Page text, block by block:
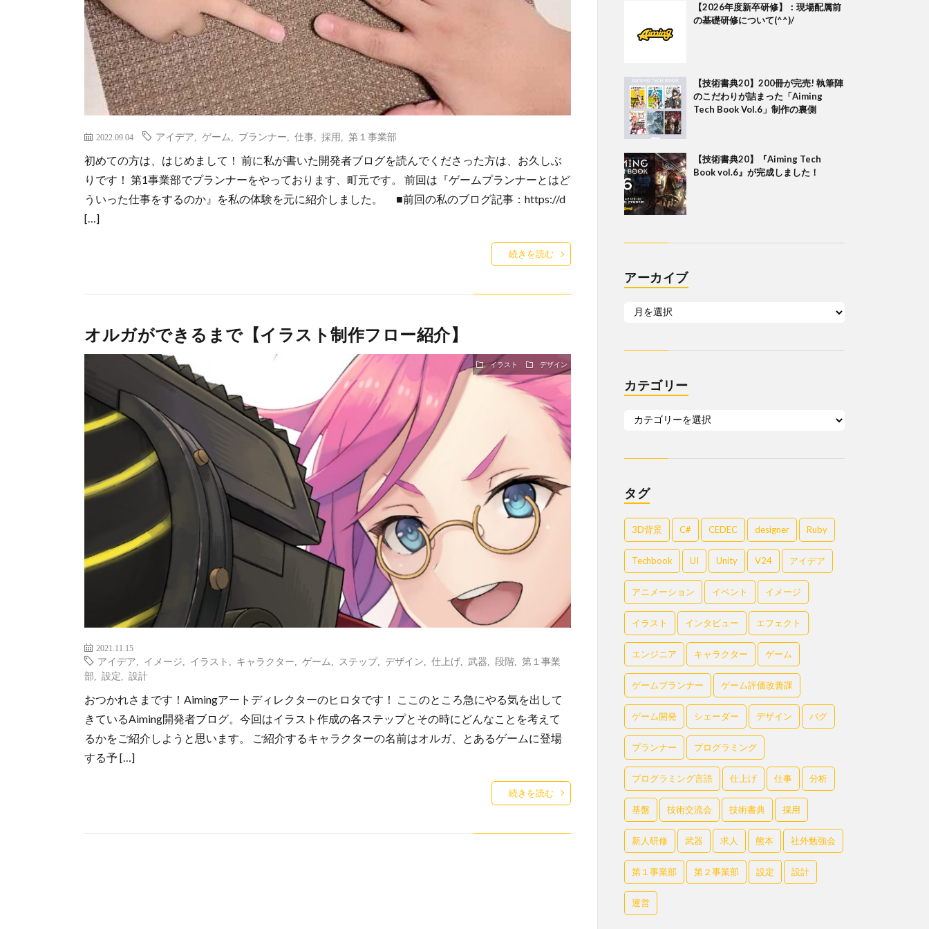
2022.09.04 アイデア ゲーム プランナー 仕事 採用 第１事業部
初めての方は、はじめまして！ 前に私が書いた開発者ブログを読んでくださった方は、お久しぶ
りです！ 第1事業部でプランナーをやっております、町元です。 前回は『ゲームプランナーとはど
ういった仕事をするのか』を私の体験を元に紹介しました。 ■前回の私のブログ記事：https://d
[…]
続きを読む
オルガができるまで【イラスト制作フロー紹介】
イラスト デザイン
2021.11.15
アイデア イメージ イラスト キャラクター ゲーム ステップ, デザイン 仕上げ 武器 段階
第１事業
部
設定 設計
おつかれさまです！Aimingアートディレクターのヒロタです！ ここのところ急にやる気を出して
きているAiming開発者ブログ。今回はイラスト作成の各ステップとその時にどんなことを考えて
るかをご紹介しようと思います。 ご紹介するキャラクターの名前はオルガ、とあるゲームに登場
する予 […]
続きを読む
【2026年度新卒研修】：現場配属前
の基礎研修について(^^)/
【技術書典20】200冊が完売! 執筆陣
のこだわりが詰まった「Aiming
Tech Book Vol.6」制作の裏側
【技術書典20】『Aiming Tech
Book vol.6』が完成しました！
アーカイブ
カテゴリー
タグ
3D背景 C# CEDEC designer Ruby
Techbook UI Unity V24 アイデア
アニメーション イベント イメージ
イラスト インタビュー エフェクト
エンジニア キャラクター ゲーム
ゲームプランナー ゲーム評価改善課
ゲーム開発 シェーダー デザイン バグ
プランナー プログラミング
プログラミング言語 仕上げ 仕事 分析
基盤 技術交流会 技術書典 採用
新人研修 武器 求人 熊本 社外勉強会
第１事業部 第２事業部 設定 設計
運営